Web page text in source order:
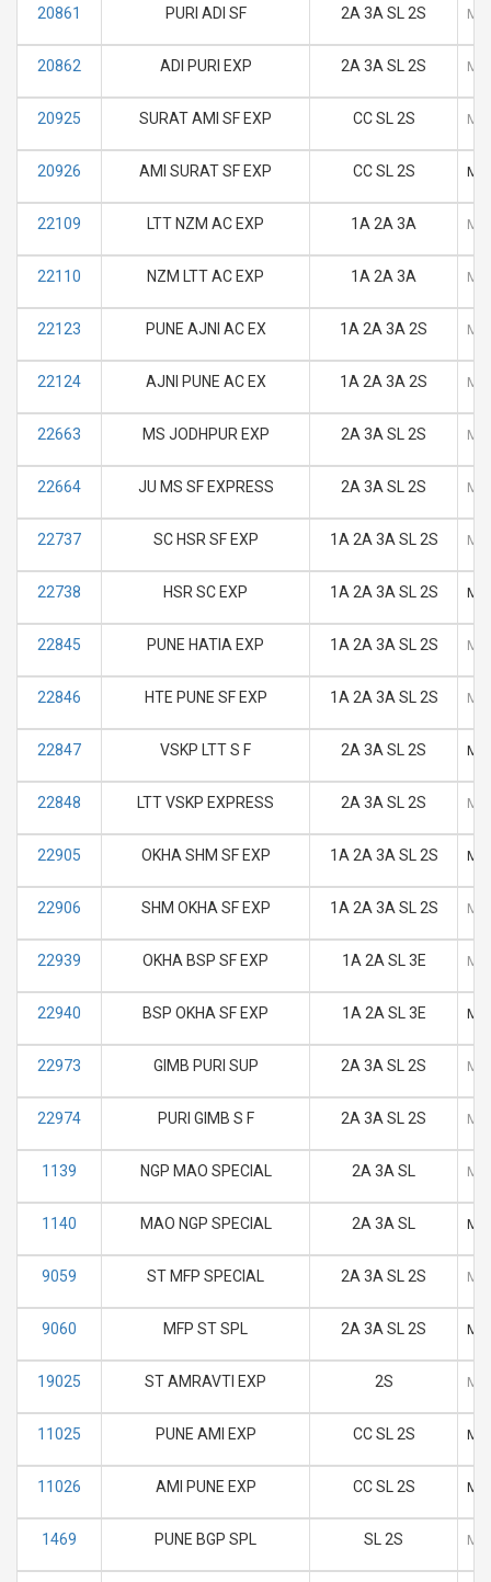
20861 PURI ADI SF 2A 3A SL 2S M
20862 ADI PURI EXP 2A 3A SL 2S M
20925 SURAT AMI SF EXP CC SL 2S M
20926 AMI SURAT SF EXP CC SL 2S M
22109 LTT NZM AC EXP 1A 2A 3A M
22110 NZM LTT AC EXP 1A 2A 3A M
22123 PUNE AJNI AC EX 1A 2A 3A 2S M
22124 AJNI PUNE AC EX 1A 2A 3A 2S M
22663 MS JODHPUR EXP 2A 3A SL 2S M
22664 JU MS SF EXPRESS 2A 3A SL 2S M
22737 SC HSR SF EXP 1A 2A 3A SL 2S M
22738 HSR SC EXP 1A 2A 3A SL 2S M
22845 PUNE HATIA EXP 1A 2A 3A SL 2S M
22846 HTE PUNE SF EXP 1A 2A 3A SL 2S M
22847 VSKP LTT S F 2A 3A SL 2S M
22848 LTT VSKP EXPRESS 2A 3A SL 2S M
22905 OKHA SHM SF EXP 1A 2A 3A SL 2S M
22906 SHM OKHA SF EXP 1A 2A 3A SL 2S M
22939 OKHA BSP SF EXP 1A 2A SL 3E M
22940 BSP OKHA SF EXP 1A 2A SL 3E M
22973 GIMB PURI SUP 2A 3A SL 2S M
22974 PURI GIMB S F 2A 3A SL 2S M
1139 NGP MAO SPECIAL 2A 3A SL M
1140 MAO NGP SPECIAL 2A 3A SL M
9059 ST MFP SPECIAL 2A 3A SL 2S M
9060 MFP ST SPL 2A 3A SL 2S M
19025 ST AMRAVTI EXP 2S M
11025 PUNE AMI EXP CC SL 2S M
11026 AMI PUNE EXP CC SL 2S M
1469 PUNE BGP SPL SL 2S M